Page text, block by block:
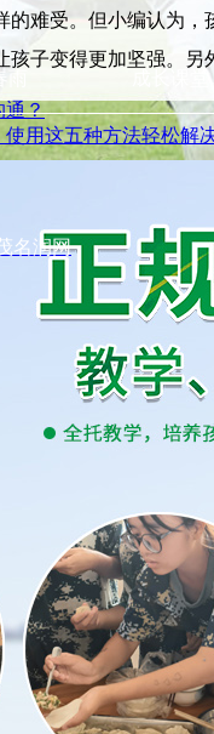
的难受。但小编认为
孩子变得更加坚强。
通？
用这五种方法轻松解
名润网